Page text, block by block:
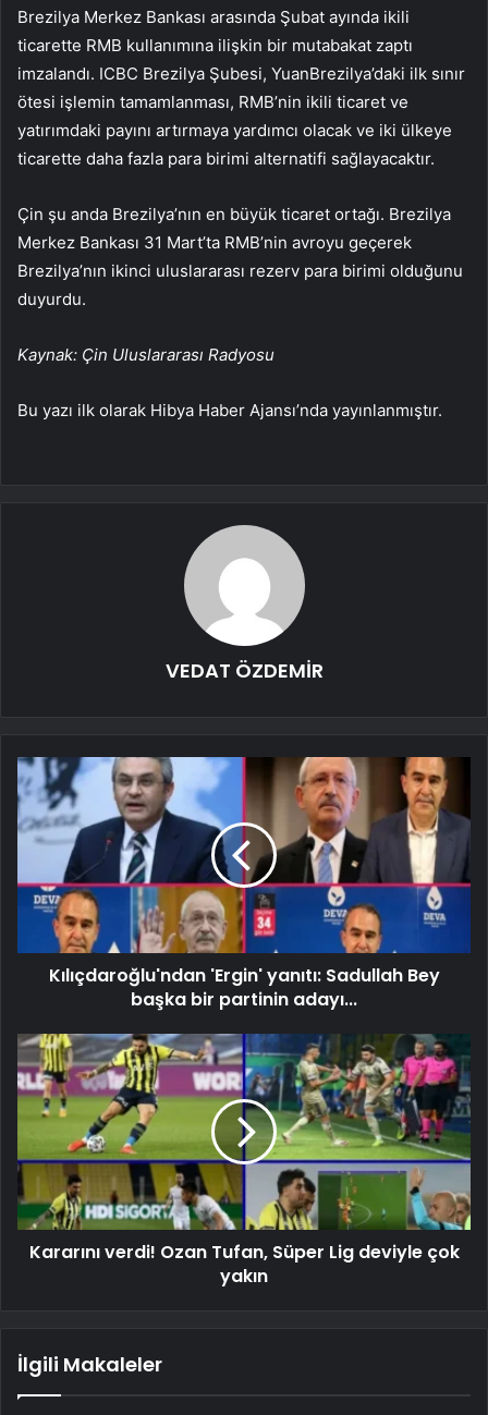
Brezilya Merkez Bankası arasında Şubat ayında ikili
ticarette RMB kullanımına ilişkin bir mutabakat zaptı
imzalandı. ICBC Brezilya Şubesi, YuanBrezilya’daki ilk sınır
ötesi işlemin tamamlanması, RMB’nin ikili ticaret ve
yatırımdaki payını artırmaya yardımcı olacak ve iki ülkeye
ticarette daha fazla para birimi alternatifi sağlayacaktır.
Çin şu anda Brezilya’nın en büyük ticaret ortağı. Brezilya
Merkez Bankası 31 Mart’ta RMB’nin avroyu geçerek
Brezilya’nın ikinci uluslararası rezerv para birimi olduğunu
duyurdu.
Kaynak: Çin Uluslararası Radyosu
Bu yazı ilk olarak Hibya Haber Ajansı’nda yayınlanmıştır.
VEDAT ÖZDEMİR
Kılıçdaroğlu'ndan 'Ergin' yanıtı: Sadullah Bey
başka bir partinin adayı...
Kararını verdi! Ozan Tufan, Süper Lig deviyle çok
yakın
İlgili Makaleler